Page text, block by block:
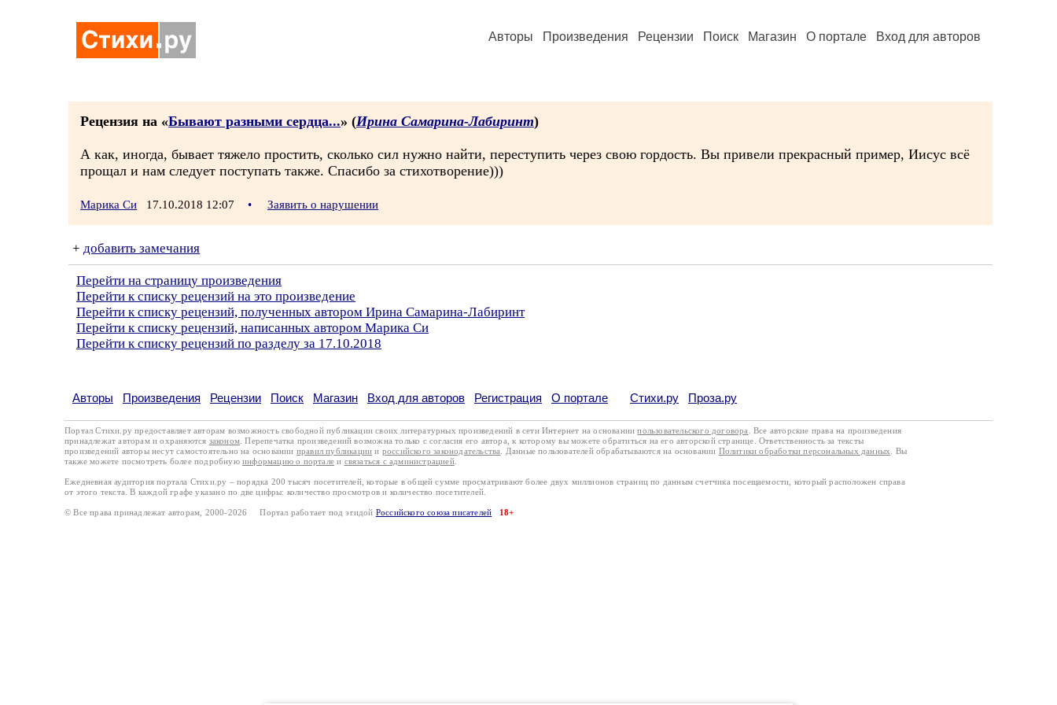
Авторы Произведения Рецензии Поиск Магазин О портале Вход для авторов
Рецензия на «Бывают разными сердца...» (Ирина Самарина-Лабиринт)
А как, иногда, бывает тяжело простить, сколько сил нужно найти, переступить через свою гордость. Вы привели прекрасный пример, Иисус всё
прощал и нам следует поступать также. Спасибо за стихотворение)))
Марика Си 17.10.2018 12:07 • Заявить о нарушении
+ добавить замечания
Перейти на страницу произведения
Перейти к списку рецензий на это произведение
Перейти к списку рецензий, полученных автором Ирина Самарина-Лабиринт
Перейти к списку рецензий, написанных автором Марика Си
Перейти к списку рецензий по разделу за 17.10.2018
Авторы Произведения Рецензии Поиск Магазин Вход для авторов Регистрация О портале Стихи.ру Проза.ру
Портал Стихи.ру предоставляет авторам возможность свободной публикации своих литературных произведений в сети Интернет на основаниипользовательского договора
. Все авторские права на произведения
принадлежат авторам и охраняются законом . Перепечатка произведений возможна только с согласия его автора, к которому вы можете обратиться на его авторской странице. Ответственность за тексты
произведений авторы несут самостоятельно на основании правил публикации и российского законодательства . Данные пользователей обрабатываются на основании Политики обработки персональных данных
. Вы
также можете посмотреть более подробную информацию о портале и связаться с администрацией.
Ежедневная аудитория портала Стихи.ру – порядка 200 тысяч посетителей, которые в общей сумме просматривают более двух миллионов страниц по данным счетчика посещаемости, который расположен справа
от этого текста. В каждой графе указано по две цифры: количество просмотров и количество посетителей.
© Все права принадлежат авторам, 2000-2026 Портал работает под эгидой Российского союза писателей 18+